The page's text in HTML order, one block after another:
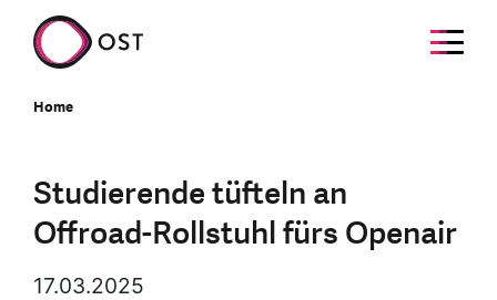
Home
Studierende tüfteln an
Offroad-Rollstuhl fürs Openair
17.03.2025